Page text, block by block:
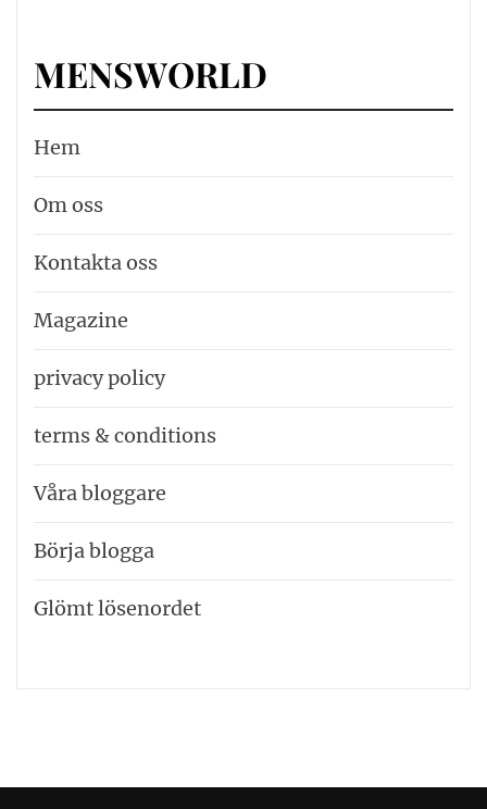
MENSWORLD
Hem
Om oss
Kontakta oss
Magazine
privacy policy
terms & conditions
Våra bloggare
Börja blogga
Glömt lösenordet